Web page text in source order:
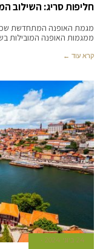
חליפות סריג: השילוב
מגמת האופנה המתחדשת
ממגמות האופנה המובילות
קרא עוד ←
24 ביוני 2024